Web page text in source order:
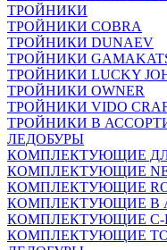
ТРОЙНИКИ
ТРОЙНИКИ COBRA
ТРОЙНИКИ DUNAEV
ТРОЙНИКИ
ТРОЙНИКИ LUCKY
ТРОЙНИКИ OWNER
ТРОЙНИКИ VIDO
ТРОЙНИКИ В
ЛЕДОБУРЫ
КОМПЛЕКТУЮЩИЕ
КОМПЛЕКТУЮЩИЕ
КОМПЛЕКТУЮЩИЕ
КОМПЛЕКТУЮЩИЕ В
КОМПЛЕКТУЮЩИЕ С-
КОМПЛЕКТУЮЩИЕ